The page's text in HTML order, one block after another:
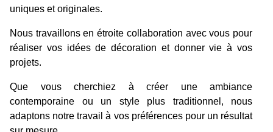
uniques et originales.
Nous travaillons en étroite collaboration avec vous pour
réaliser vos idées de décoration et donner vie à vos
projets.
Que vous cherchiez à créer une ambiance
contemporaine ou un style plus traditionnel, nous
adaptons notre travail à vos préférences pour un résultat